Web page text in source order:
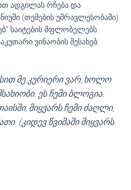
O
ადგილას რჩება და
(თემების უმრავლესობაში).
საიტების მფლობელებს
ვინაობის შესახებ.
მე კურიერი ვარ, ხოლო
ეს ჩემი ბლოგია.
მიყვარს ჩემი ძაღლი,
(კიდევ წვიმაში მიყვარს